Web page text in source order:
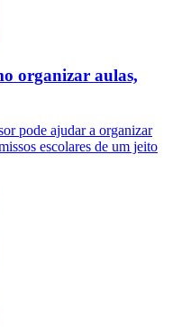
organizar aulas,
pode ajudar a organizar
escolares de um jeito